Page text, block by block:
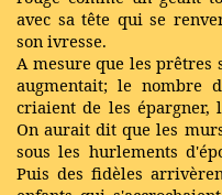
avec sa tête qui se
son ivresse.
A mesure que les prêtres
augmentait; le nombre
criaient de les épargner,
On aurait dit que les
sous les hurlements
Puis des fidèles